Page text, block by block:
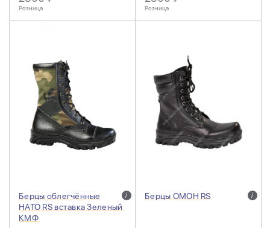
Розница Розница
Берцы облегчённые
НАТО RS вставка Зеленый
КМФ
i Берцы ОМОН RS i